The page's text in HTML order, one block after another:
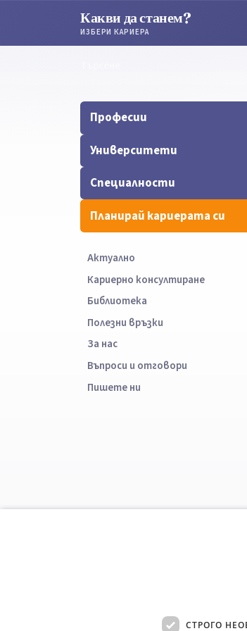
Какви да станем?
ИЗБЕРИ КАРИЕРА
Професии
Университети
Специалности
Планирай кариерата си
Актуално
Кариерно консултиране
Библиотека
Полезни връзки
За нас
Въпроси и отговори
Пишете ни
СТРОГО